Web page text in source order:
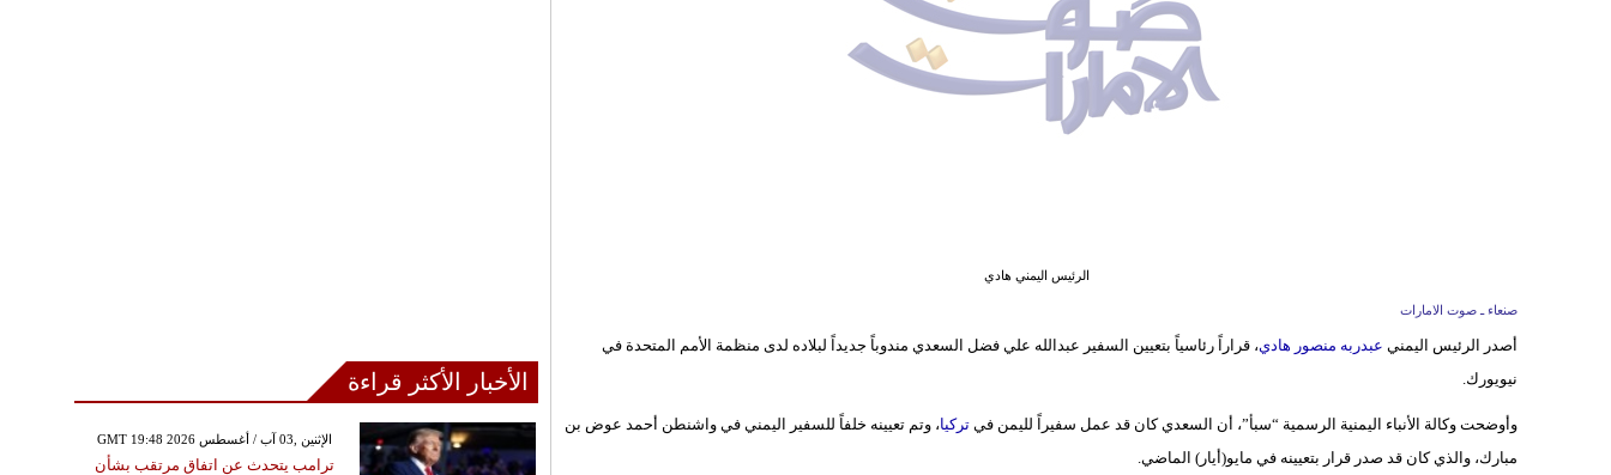
الرئيس اليمني هادي
صنعاء ـ صوت الامارات
أصدر الرئيس اليمني عبدربه منصور هادي، قراراً رئاسياً بتعيين السفير عبدالله علي فضل السعدي مندوباً جديداً لبلاده لدى منظمة الأمم المتحدة في
نيويورك.
وأوضحت وكالة الأنباء اليمنية الرسمية “سبأ”، أن السعدي كان قد عمل سفيراً لليمن في تركيا، وتم تعيينه خلفاً للسفير اليمني في واشنطن أحمد عوض بن
مبارك، والذي كان قد صدر قرار بتعيينه في مايو(أيار) الماضي.
الأخبار الأكثر قراءة
GMT 19:48 2026 الإثنين ,03 آب / أغسطس
ترامب يتحدث عن اتفاق مرتقب بشأن